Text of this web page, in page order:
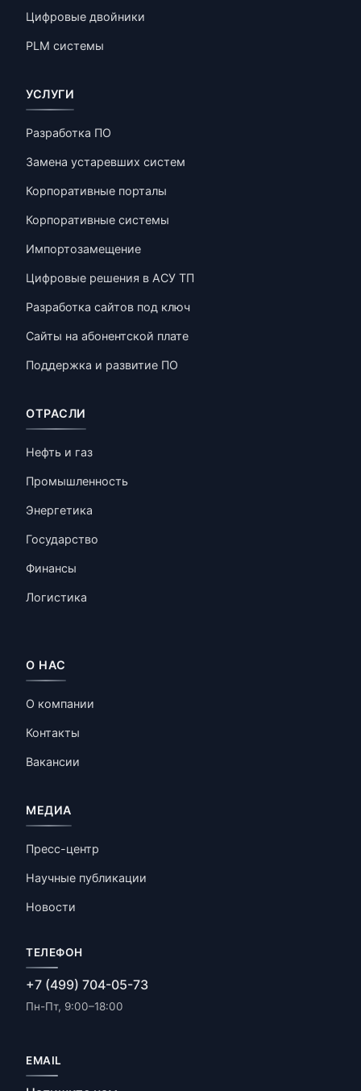
Цифровые двойники
PLM системы
УСЛУГИ
Разработка ПО
Замена устаревших систем
Корпоративные порталы
Корпоративные системы
Импортозамещение
Цифровые решения в АСУ ТП
Разработка сайтов под ключ
Сайты на абонентской плате
Поддержка и развитие ПО
ОТРАСЛИ
Нефть и газ
Промышленность
Энергетика
Государство
Финансы
Логистика
О НАС
О компании
Контакты
Вакансии
МЕДИА
Пресс-центр
Научные публикации
Новости
ТЕЛЕФОН
+7 (499) 704-05-73
Пн-Пт, 9:00–18:00
EMAIL